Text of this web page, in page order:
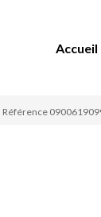
Accueil
Référence